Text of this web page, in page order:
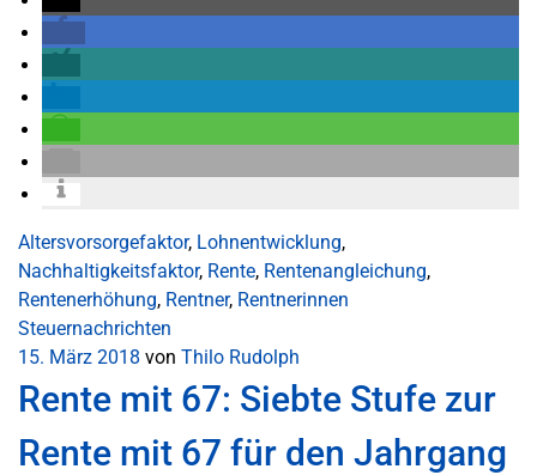
Altersvorsorgefaktor, Lohnentwicklung,
Nachhaltigkeitsfaktor, Rente, Rentenangleichung,
Rentenerhöhung, Rentner, Rentnerinnen
Steuernachrichten
15. März 2018 von Thilo Rudolph
Rente mit 67: Siebte Stufe zur
Rente mit 67 für den Jahrgang